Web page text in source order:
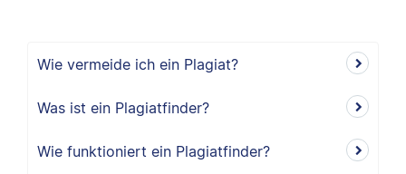
Wie vermeide ich ein Plagiat?
Was ist ein Plagiatfinder?
Wie funktioniert ein Plagiatfinder?